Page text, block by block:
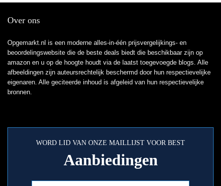
Over ons
Opgemarkt.nl is een moderne alles-in-één prijsvergelijkings- en
beoordelingswebsite die de beste deals biedt die beschikbaar zijn op
amazon en u op de hoogte houdt via de laatst toegevoegde blogs. Alle
afbeeldingen zijn auteursrechtelijk beschermd door hun respectievelijke
eigenaren. Alle geciteerde inhoud is afgeleid van hun respectievelijke
bronnen.
WORD LID VAN ONZE MAILLIJST VOOR BEST
Aanbiedingen